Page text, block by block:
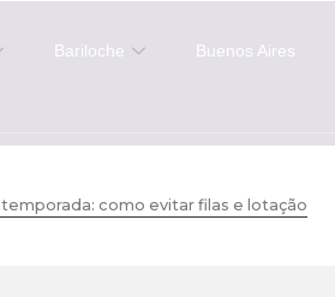
Bariloche Buenos Aires
como evitar filas e lotação